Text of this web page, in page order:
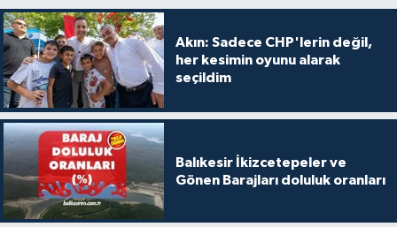
Akın: Sadece CHP'lerin değil,
her kesimin oyunu alarak
seçildim
Balıkesir İkizcetepeler ve
Gönen Barajları doluluk oranları